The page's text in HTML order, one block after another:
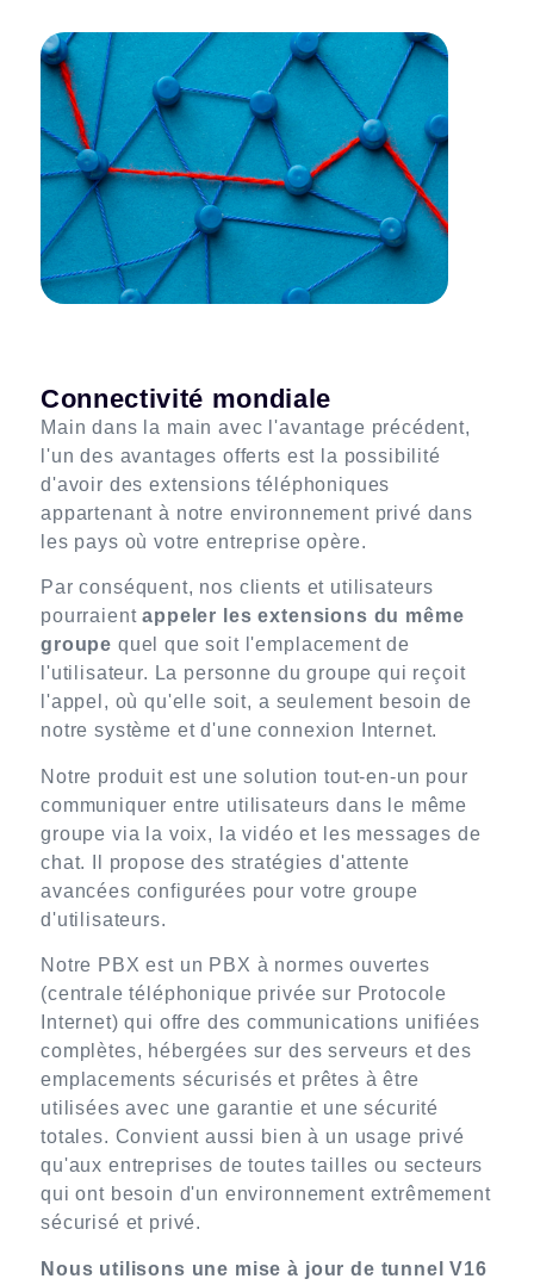
Connectivité mondiale
Main dans la main avec l'avantage précédent,
l'un des avantages offerts est la possibilité
d'avoir des extensions téléphoniques
appartenant à notre environnement privé dans
les pays où votre entreprise opère.
Par conséquent, nos clients et utilisateurs
pourraientappeler les extensions du même
groupe quel que soit l'emplacement de
l'utilisateur. La personne du groupe qui reçoit
l'appel, où qu'elle soit, a seulement besoin de
notre système et d'une connexion Internet.
Notre produit est une solution tout-en-un pour
communiquer entre utilisateurs dans le même
groupe via la voix, la vidéo et les messages de
chat. Il propose des stratégies d'attente
avancées configurées pour votre groupe
d'utilisateurs.
Notre PBX est un PBX à normes ouvertes
(centrale téléphonique privée sur Protocole
Internet) qui offre des communications unifiées
complètes, hébergées sur des serveurs et des
emplacements sécurisés et prêtes à être
utilisées avec une garantie et une sécurité
totales. Convient aussi bien à un usage privé
qu'aux entreprises de toutes tailles ou secteurs
qui ont besoin d'un environnement extrêmement
sécurisé et privé.
Nous utilisons une mise à jour de tunnel V16